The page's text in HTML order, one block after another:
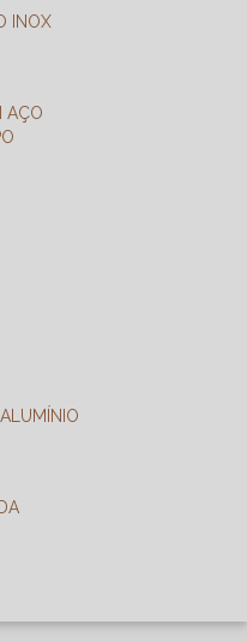
INOX
AÇO